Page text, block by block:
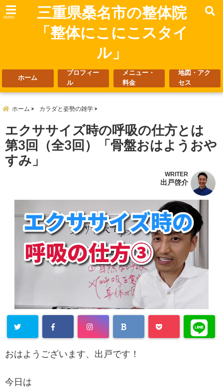
menu
三重県桑名市の整体院
「整体にこにこスタイ
ル」
ホーム
プロフィー
ル
メニュー・
料金
地図・アク
セス
ホーム カラダと姿勢の雑学
エクササイズ時の呼吸の仕方とは
第3回（全3回）「骨盤おはようおや
すみ」
WRITER
出戸啓介
おはようございます、出戸です！
今日は